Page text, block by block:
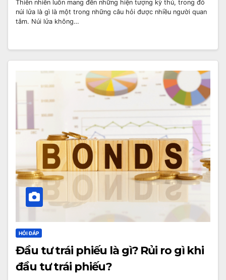
Thiên nhiên luôn mang đến những hiện tượng kỳ thú, trong đó
núi lửa là gì là một trong những câu hỏi được nhiều người quan
tâm. Núi lửa không…
HỎI ĐÁP
Đầu tư trái phiếu là gì? Rủi ro gì khi
đầu tư trái phiếu?